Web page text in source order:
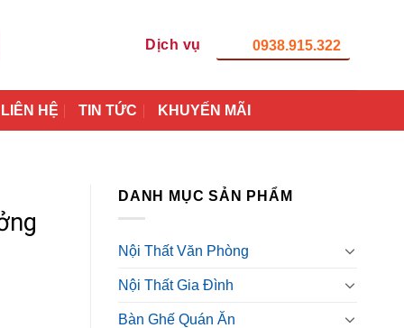
Dịch vụ 0938.915.322
LIÊN HỆ TIN TỨC KHUYẾN MÃI
DANH MỤC SẢN PHẨM
Nội Thất Văn Phòng
Nội Thất Gia Đình
Bàn Ghế Quán Ăn